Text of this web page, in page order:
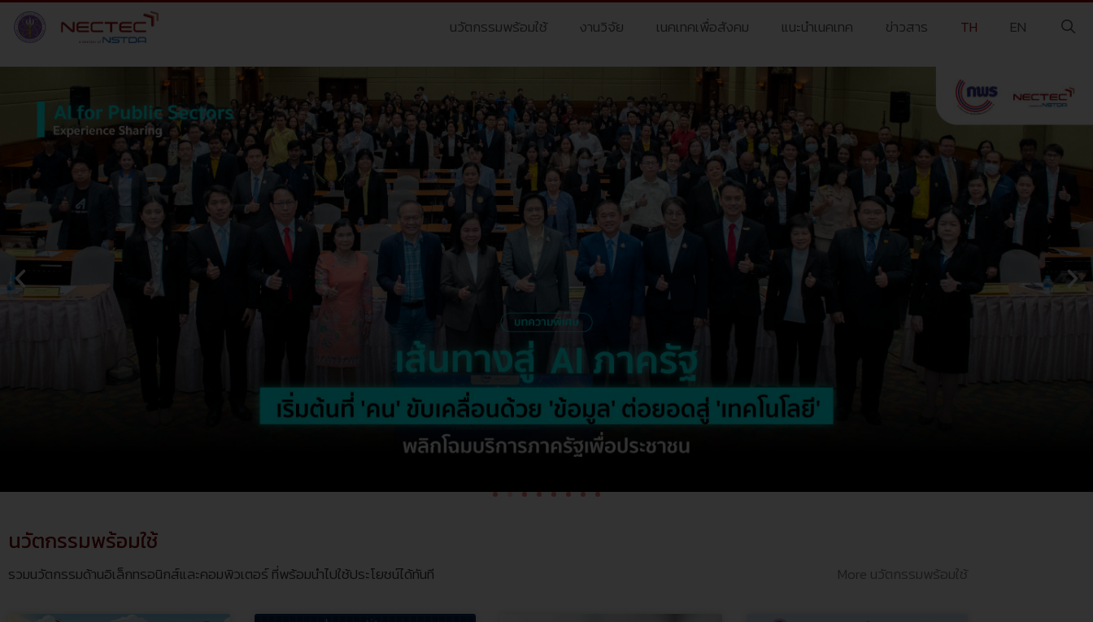
นวัตกรรมพร้อมใช้ งานวิจัย เนคเทคเพื่อสังคม แนะนำเนคเทค ข่าวสาร TH EN
นวัตกรรมพร้อมใช้
รวมนวัตกรรมด้านอิเล็กทรอนิกส์และคอมพิวเตอร์ ที่พร้อมนำไปใช้ประโยชน์ได้ทันที More นวัตกรรมพร้อมใช้